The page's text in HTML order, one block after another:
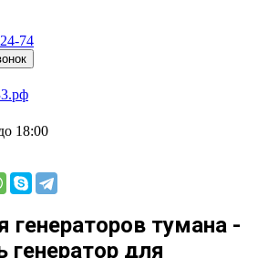
74
18:00
тумана -
генератор для